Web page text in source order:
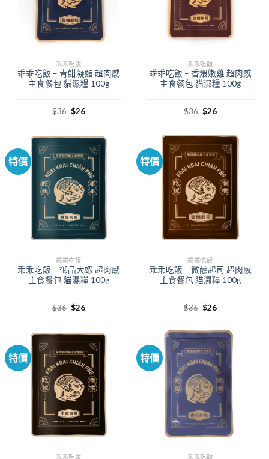
乖乖吃飯
乖乖吃飯 – 青魽凝鮨 超肉感
主食餐包 貓濕糧 100g
$36 $26
乖乖吃飯
乖乖吃飯 – 香煨嫩雞 超肉感
主食餐包 貓濕糧 100g
$36 $26
特價
乖乖吃飯
乖乖吃飯 – 御品大蝦 超肉感
主食餐包 貓濕糧 100g
$36 $26
特價
乖乖吃飯
乖乖吃飯 – 微醺起司 超肉感
主食餐包 貓濕糧 100g
$36 $26
特價
乖乖吃飯
特價
乖乖吃飯